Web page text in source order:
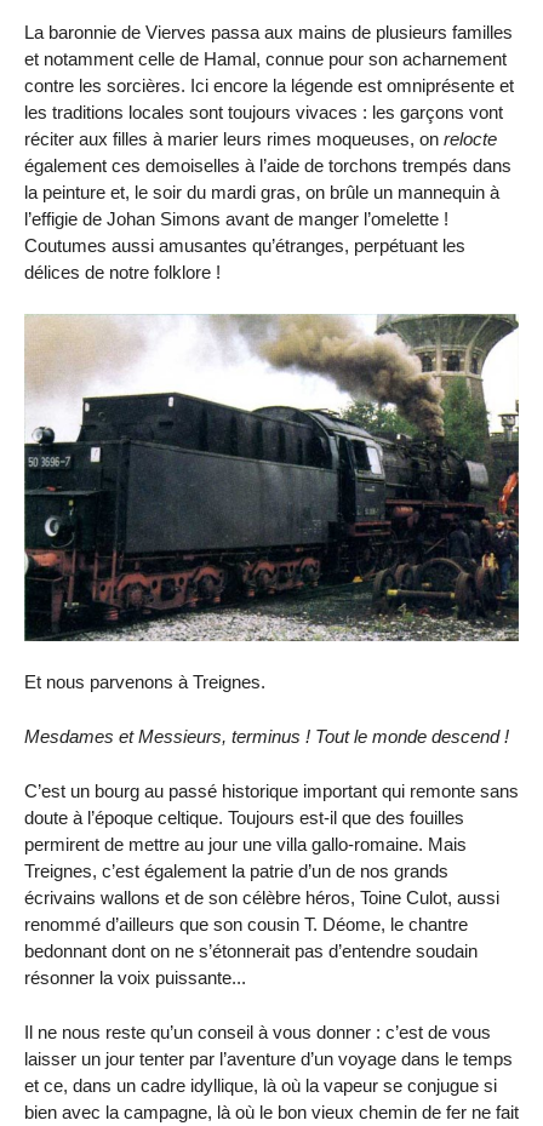
La baronnie de Vierves passa aux mains de plusieurs familles
et notamment celle de Hamal, connue pour son acharnement
contre les sorcières. Ici encore la légende est omniprésente et
les traditions locales sont toujours vivaces : les garçons vont
réciter aux filles à marier leurs rimes moqueuses, on relocte
également ces demoiselles à l’aide de torchons trempés dans
la peinture et, le soir du mardi gras, on brûle un mannequin à
l’effigie de Johan Simons avant de manger l’omelette !
Coutumes aussi amusantes qu’étranges, perpétuant les
délices de notre folklore !
Et nous parvenons à Treignes.
Mesdames et Messieurs, terminus ! Tout le monde descend !
C’est un bourg au passé historique important qui remonte sans
doute à l’époque celtique. Toujours est-il que des fouilles
permirent de mettre au jour une villa gallo-romaine. Mais
Treignes, c’est également la patrie d’un de nos grands
écrivains wallons et de son célèbre héros, Toine Culot, aussi
renommé d’ailleurs que son cousin T. Déome, le chantre
bedonnant dont on ne s’étonnerait pas d’entendre soudain
résonner la voix puissante...
Il ne nous reste qu’un conseil à vous donner : c’est de vous
laisser un jour tenter par l’aventure d’un voyage dans le temps
et ce, dans un cadre idyllique, là où la vapeur se conjugue si
bien avec la campagne, là où le bon vieux chemin de fer ne fait